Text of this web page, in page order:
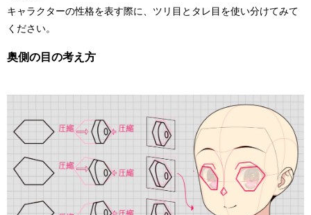
キャラクターの性格を表す際に、ツリ目とタレ目を使い分けてみて
ください。
奥側の目の考え方